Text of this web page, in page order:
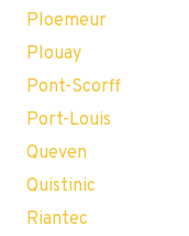
Ploemeur
Plouay
Pont-Scorff
Port-Louis
Queven
Quistinic
Riantec